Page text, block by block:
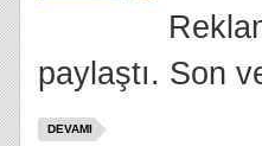
paylaştı. Son
DEVAMI